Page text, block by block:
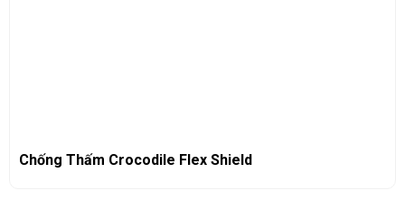
Chống Thấm Crocodile Flex Shield